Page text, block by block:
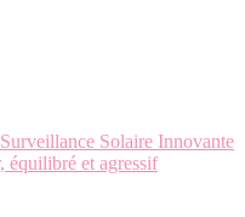
Solaire Innovante
équilibré et agressif